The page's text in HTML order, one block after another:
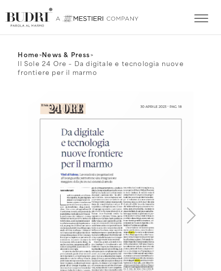
Home>News & Press>
Il Sole 24 Ore – Da digitale e tecnologia nuove
frontiere per il marmo